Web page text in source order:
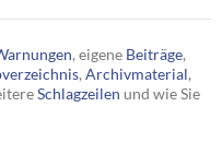
, eigene Beiträge,
, Archivmaterial,
Schlagzeilen und wie Sie